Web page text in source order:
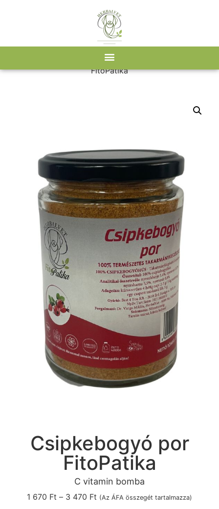
FitoPatika
FitoPatika
Csipkebogyó por
FitoPatika
C vitamin bomba
1 670 Ft – 3 470 Ft (Az ÁFA összegét tartalmazza)